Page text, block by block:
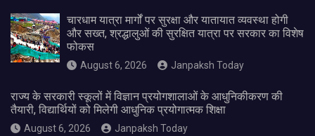
चारधाम यात्रा मार्गों पर सुरक्षा और यातायात व्यवस्था होगी
और सख्त, श्रद्धालुओं की सुरक्षित यात्रा पर सरकार का विशेष
फोकस
August 6, 2026 Janpaksh Today
राज्य के सरकारी स्कूलों में विज्ञान प्रयोगशालाओं के आधुनिकीकरण की
तैयारी, विद्यार्थियों को मिलेगी आधुनिक प्रयोगात्मक शिक्षा
August 6, 2026 Janpaksh Today